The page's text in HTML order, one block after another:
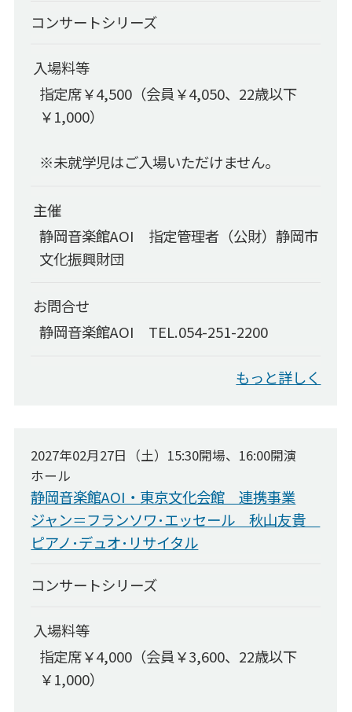
施設のご利用について
利用申込について
ご利用料金
AOIの楽器
施設利用状況
資料ダウンロード
チラシの配架について
コンセプト
芸術監督
企画会議
市民会議
AOI・レジデンス・クヮルテット
委嘱作品リスト
ディスコグラフィー
コンサートシリーズ
入場料等
指定席￥4,500（会員￥4,050、22歳以下
￥1,000）
※未就学児はご入場いただけません。
主催
静岡音楽館AOI 指定管理者（公財）静岡市
文化振興財団
お問合せ
静岡音楽館AOI TEL.054-251-2200
もっと詳しく
2027年02月27日（土）15:30開場、16:00開演
ホール
静岡音楽館AOI・東京文化会館 連携事業
ジャン＝フランソワ･エッセール 秋山友貴
ピアノ･デュオ･リサイタル
コンサートシリーズ
入場料等
指定席￥4,000（会員￥3,600、22歳以下
￥1,000）